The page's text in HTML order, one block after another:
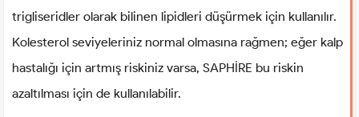
trigliseridler olarak bilinen lipidleri düşürmek için kullanılır.
Kolesterol seviyeleriniz normal olmasına rağmen; eğer kalp
hastalığı için artmış riskiniz varsa, SAPHİRE bu riskin
azaltılması için de kullanılabilir.